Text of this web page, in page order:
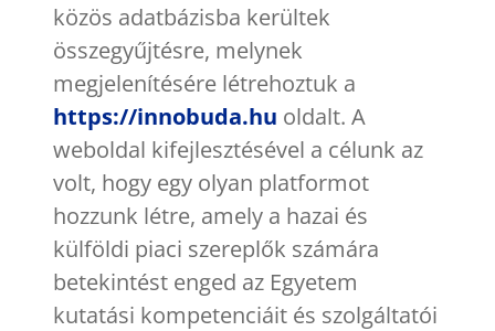
közös adatbázisba kerültek
összegyűjtésre, melynek
megjelenítésére létrehoztuk a
https://innobuda.hu oldalt. A
weboldal kifejlesztésével a célunk az
volt, hogy egy olyan platformot
hozzunk létre, amely a hazai és
külföldi piaci szereplők számára
betekintést enged az Egyetem
kutatási kompetenciáit és szolgáltatói